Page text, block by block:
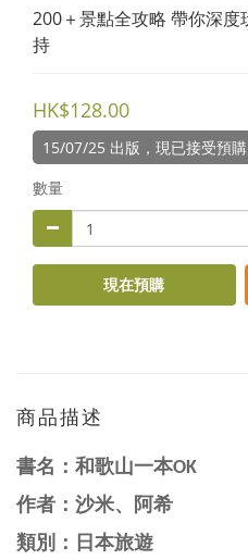
200＋景點全攻略 帶你深
持
HK$128.00
15/07/25 出版，現已接受預購
數量
現在預購
商品描述
書名： 和歌山一本OK
作者： 沙米、阿希
類別：日本旅遊